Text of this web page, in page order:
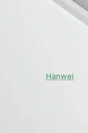
Hanwei